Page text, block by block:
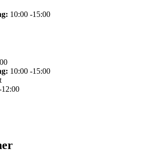
10:00 -15:00
10:00 -15:00
12:00